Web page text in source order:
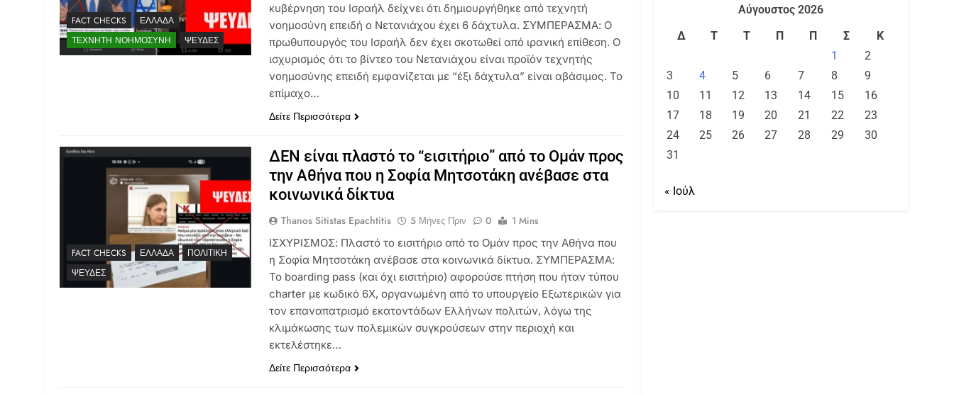
FACT CHECKS
ΕΛΛΆΔΑ
ΤΕΧΝΗΤΉ ΝΟΗΜΟΣΎΝΗ
ΨΕΥΔΈΣ
κυβέρνηση του Ισραήλ δείχνει ότι δημιουργήθηκε από τεχνητή
νοημοσύνη επειδή ο Νετανιάχου έχει 6 δάχτυλα. ΣΥΜΠΕΡΑΣΜΑ: Ο
πρωθυπουργός του Ισραήλ δεν έχει σκοτωθεί από ιρανική επίθεση. Ο
ισχυρισμός ότι το βίντεο του Νετανιάχου είναι προϊόν τεχνητής
νοημοσύνης επειδή εμφανίζεται με “έξι δάχτυλα” είναι αβάσιμος. Το
επίμαχο…
Δείτε Περισσότερα
FACT CHECKS ΕΛΛΆΔΑ
ΠΟΛΙΤΙΚΉ
ΨΕΥΔΈΣ
ΔΕΝ είναι πλαστό το “εισιτήριο” από το Ομάν προς
την Αθήνα που η Σοφία Μητσοτάκη ανέβασε στα
κοινωνικά δίκτυα
Thanos Sitistas Epachtitis 5 Μήνες Πριν 0
1 Mins
ΙΣΧΥΡΙΣΜΟΣ: Πλαστό το εισιτήριο από το Ομάν προς την Αθήνα που
η Σοφία Μητσοτάκη ανέβασε στα κοινωνικά δίκτυα. ΣΥΜΠΕΡΑΣΜΑ:
Το boarding pass (και όχι εισιτήριο) αφορούσε πτήση που ήταν τύπου
charter με κωδικό 6X, οργανωμένη από το υπουργείο Εξωτερικών για
τον επαναπατρισμό εκατοντάδων Ελλήνων πολιτών, λόγω της
κλιμάκωσης των πολεμικών συγκρούσεων στην περιοχή και
εκτελέστηκε…
Δείτε Περισσότερα
Αύγουστος 2026
Δ
Τ Τ Π Π Σ
Κ
1
2
3
4 5 6 7 8
9
10
11 12 13 14 15
16
17
18 19 20 21 22
23
24
25 26 27 28 29
30
31
« Ιούλ